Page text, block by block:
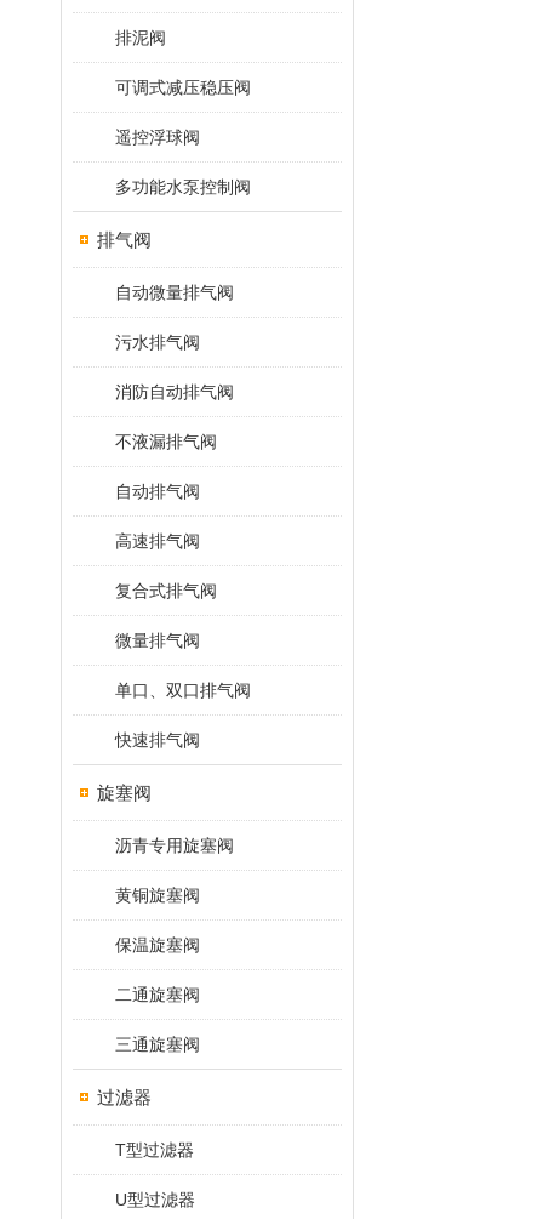
排泥阀
可调式减压稳压阀
遥控浮球阀
多功能水泵控制阀
排气阀
自动微量排气阀
污水排气阀
消防自动排气阀
不液漏排气阀
自动排气阀
高速排气阀
复合式排气阀
微量排气阀
单口、双口排气阀
快速排气阀
旋塞阀
沥青专用旋塞阀
黄铜旋塞阀
保温旋塞阀
二通旋塞阀
三通旋塞阀
过滤器
T型过滤器
U型过滤器